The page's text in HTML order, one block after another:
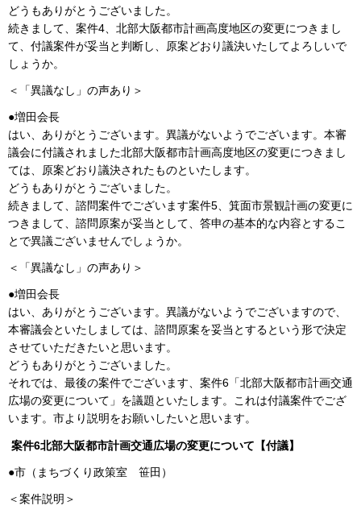
どうもありがとうございました。
続きまして、案件4、北部大阪都市計画高度地区の変更につきまし
て、付議案件が妥当と判断し、原案どおり議決いたしてよろしいで
しょうか。
＜「異議なし」の声あり＞
●増田会長
はい、ありがとうございます。異議がないようでございます。本審
議会に付議されました北部大阪都市計画高度地区の変更につきまし
ては、原案どおり議決されたものといたします。
どうもありがとうございました。
続きまして、諮問案件でございます案件5、箕面市景観計画の変更に
つきまして、諮問原案が妥当として、答申の基本的な内容とするこ
とで異議ございませんでしょうか。
＜「異議なし」の声あり＞
●増田会長
はい、ありがとうございます。異議がないようでございますので、
本審議会といたしましては、諮問原案を妥当とするという形で決定
させていただきたいと思います。
どうもありがとうございました。
それでは、最後の案件でございます、案件6「北部大阪都市計画交通
広場の変更について」を議題といたします。これは付議案件でござ
います。市より説明をお願いしたいと思います。
案件6北部大阪都市計画交通広場の変更について【付議】
●市（まちづくり政策室 笹田）
＜案件説明＞